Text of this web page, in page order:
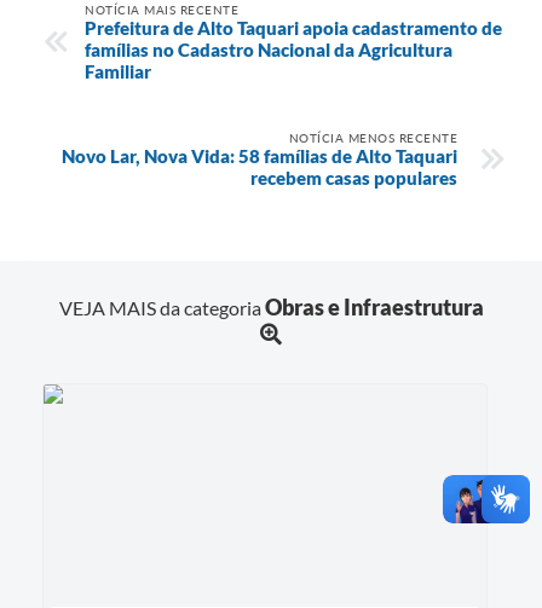
NOTÍCIA MAIS RECENTE
Prefeitura de Alto Taquari apoia cadastramento de
famílias no Cadastro Nacional da Agricultura
Familiar
NOTÍCIA MENOS RECENTE
Novo Lar, Nova Vida: 58 famílias de Alto Taquari
recebem casas populares
VEJA MAIS da categoriaObras e Infraestrutura